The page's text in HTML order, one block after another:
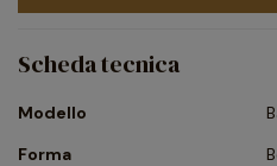
Scheda tecnica
Modello
Forma